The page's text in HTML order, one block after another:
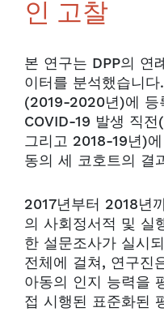
인 고찰
본 연구는 DPP의 연
이터를 분석했습니
(2019-2020년)에 등
COVID-19 발생 직
그리고 2018-19년)
동의 세 코호트의 결
2017년부터 2018년
의 사회정서적 및 실
한 설문조사가 실시
전체에 걸쳐, 연구진
아동의 인지 능력을
접 시행된 표준화된